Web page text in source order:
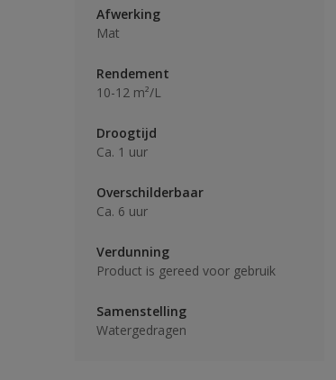
Afwerking
Mat
Rendement
10-12 m²/L
Droogtijd
Ca. 1 uur
Overschilderbaar
Ca. 6 uur
Verdunning
Product is gereed voor gebruik
Samenstelling
Watergedragen